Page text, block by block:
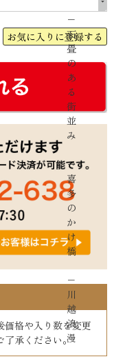
−
石
畳
の
あ
る
街
並
み
−
喜
多
の
か
け
橋
−
川
越
浪
漫
お気に入りに登録する
価格や入り数を変更
了承ください。